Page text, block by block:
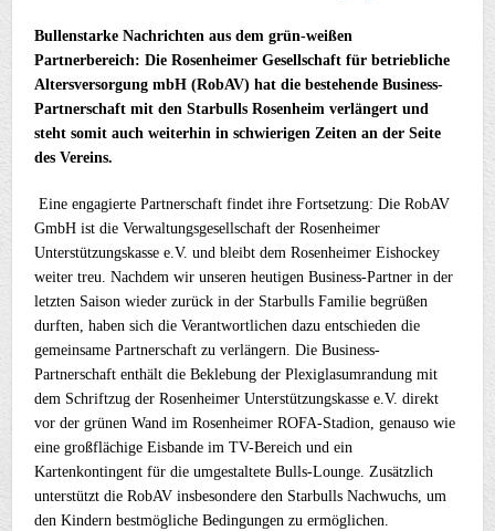
Bullenstarke Nachrichten aus dem grün-weißen
Partnerbereich: Die Rosenheimer Gesellschaft für betriebliche
Altersversorgung mbH (RobAV) hat die bestehende Business-
Partnerschaft mit den Starbulls Rosenheim verlängert und
steht somit auch weiterhin in schwierigen Zeiten an der Seite
des Vereins.
Eine engagierte Partnerschaft findet ihre Fortsetzung: Die RobAV
GmbH ist die Verwaltungsgesellschaft der Rosenheimer
Unterstützungskasse e.V. und bleibt dem Rosenheimer Eishockey
weiter treu. Nachdem wir unseren heutigen Business-Partner in der
letzten Saison wieder zurück in der Starbulls Familie begrüßen
durften, haben sich die Verantwortlichen dazu entschieden die
gemeinsame Partnerschaft zu verlängern. Die Business-
Partnerschaft enthält die Beklebung der Plexiglasumrandung mit
dem Schriftzug der Rosenheimer Unterstützungskasse e.V. direkt
vor der grünen Wand im Rosenheimer ROFA-Stadion, genauso wie
eine großflächige Eisbande im TV-Bereich und ein
Kartenkontingent für die umgestaltete Bulls-Lounge. Zusätzlich
unterstützt die RobAV insbesondere den Starbulls Nachwuchs, um
den Kindern bestmögliche Bedingungen zu ermöglichen.